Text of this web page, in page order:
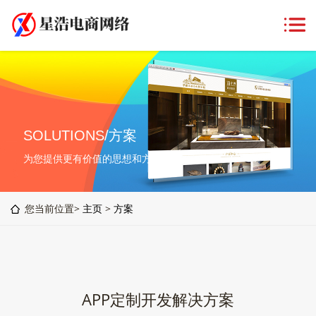
SOLUTIONS/方案
为您提供更有价值的思想和方案
您当前位置> 主页 > 方案
APP定制开发解决方案